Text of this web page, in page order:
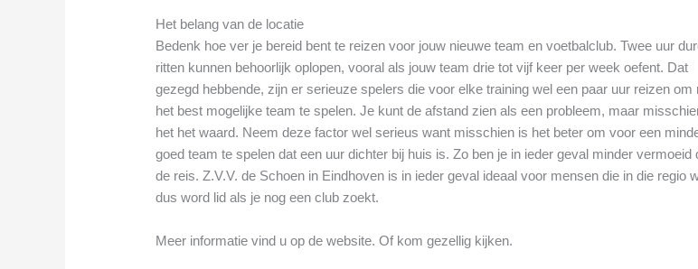
Het belang van de locatie
Bedenk hoe ver je bereid bent te reizen voor jouw nieuwe team en voetbalclub. Twee uur
ritten kunnen behoorlijk oplopen, vooral als jouw team drie tot vijf keer per week oefent. Dat
gezegd hebbende, zijn er serieuze spelers die voor elke training wel een paar uur reizen om
het best mogelijke team te spelen. Je kunt de afstand zien als een probleem, maar
het het waard. Neem deze factor wel serieus want misschien is het beter om voor een
goed team te spelen dat een uur dichter bij huis is. Zo ben je in ieder geval minder vermoeid
de reis. Z.V.V. de Schoen in Eindhoven is in ieder geval ideaal voor mensen die in die regio
dus word lid als je nog een club zoekt.
Meer informatie vind u op de website. Of kom gezellig kijken.